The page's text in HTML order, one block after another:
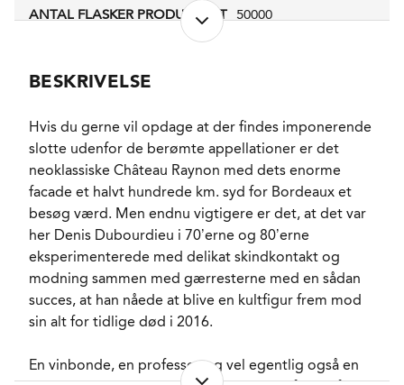
ANTAL FLASKER PRODUCERET
50000
ALKOHOLPROCENT
RESTSUKKER
0,3 g/l
SYREINDHOLD
4,39 g/l
SVOVLINDHOLD
88 mg/l
LAGRING
6 måneder sur Lie i
stål.
FORVENTET HOLDBARHED
4-6 år fra høståret.
SERVERINGS-TEMPERATUR
7 - 9°C
EMBALLAGETYPE
Flaske (75 cl)
VARENR.
300545
NØGLEORD Mynte, Æbleblomst,
BESKRIVELSE
Hvis du gerne vil opdage at der findes imponerende
slotte udenfor de berømte appellationer er det
neoklassiske Château Raynon med dets enorme
facade et halvt hundrede km. syd for Bordeaux et
besøg værd. Men endnu vigtigere er det, at det var
her Denis Dubourdieu i 70’erne og 80’erne
eksperimenterede med delikat skindkontakt og
modning sammen med gærresterne med en sådan
succes, at han nåede at blive en kultfigur frem mod
sin alt for tidlige død i 2016.
En vinbonde, en professor og vel egentlig også en